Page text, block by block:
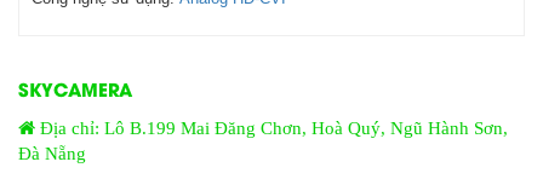
SKYCAMERA
Địa chỉ: Lô B.199 Mai Đăng Chơn, Hoà Quý, Ngũ Hành Sơn,
Đà Nẵng